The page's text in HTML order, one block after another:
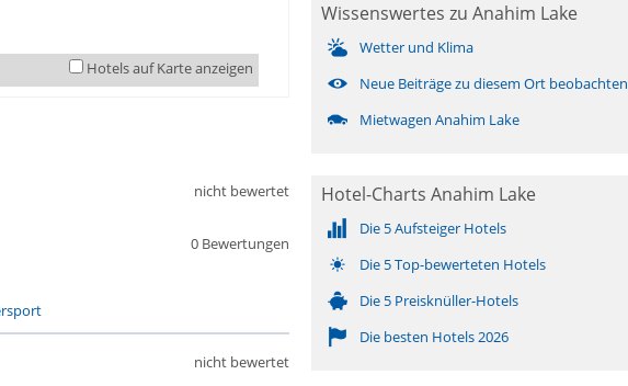
Hotels auf Karte anzeigen
0 Bewertungen
nicht bewertet
nicht bewertet
Wissenswertes zu Anahim Lake
Wetter und Klima
Neue Beiträge zu diesem Ort beobachten
Mietwagen Anahim Lake
Hotel-Charts Anahim Lake
Die 5 Aufsteiger Hotels
Die 5 Top-bewerteten Hotels
Die 5 Preisknüller-Hotels
Die besten Hotels 2026